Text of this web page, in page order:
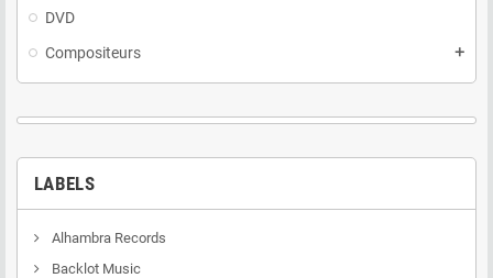
DVD
Compositeurs
add
LABELS
Alhambra Records
Backlot Music